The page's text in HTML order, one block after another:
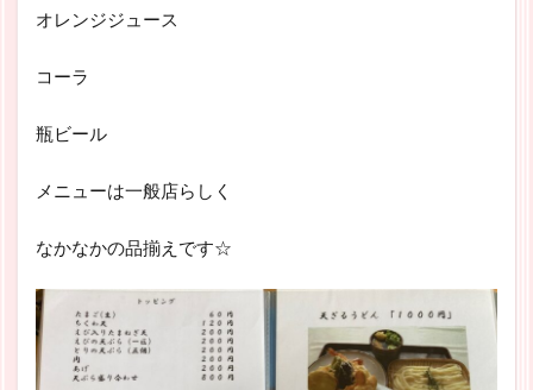
オレンジジュース
コーラ
瓶ビール
メニューは一般店らしく
なかなかの品揃えです☆